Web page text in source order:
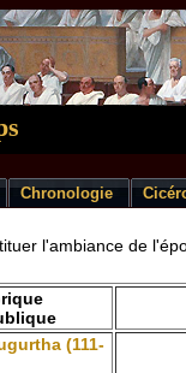
Chronologie
l'ambiance de
(111-